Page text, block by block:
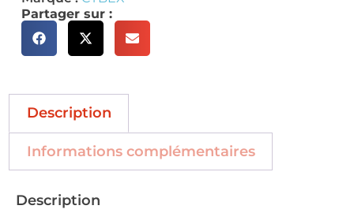
Partager sur :
Description
Informations complémentaires
Description